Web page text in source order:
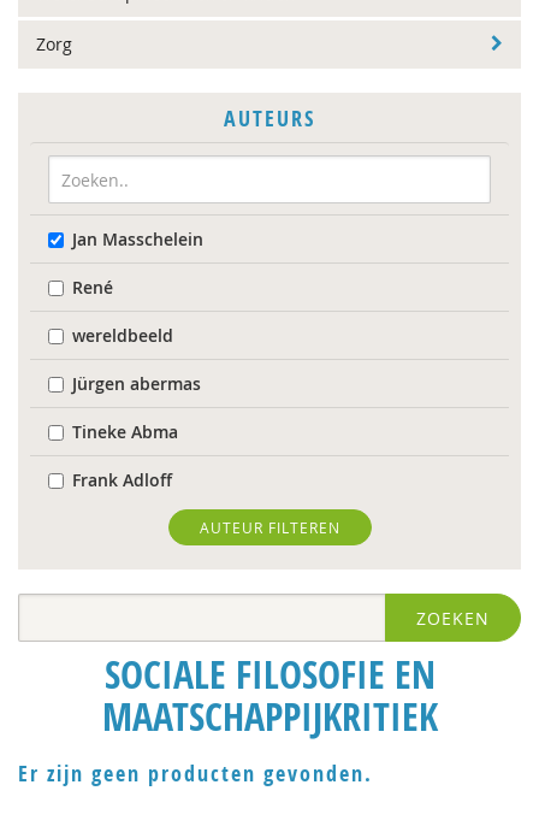
Zorg
AUTEURS
Jan Masschelein
René
wereldbeeld
Jürgen abermas
Tineke Abma
Frank Adloff
Jyotsna Agnihotri Gupta
Hans Alma
Koen Arts
Jan Baars
Markus Balkenhol
AUTEUR FILTEREN
ZOEKEN
SOCIALE FILOSOFIE EN
MAATSCHAPPIJKRITIEK
Er zijn geen producten gevonden.